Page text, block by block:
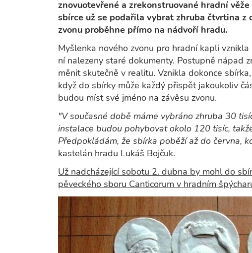
znovuotevřené a zrekonstruované hradní
sbírce už se podařila vybrat zhruba čtvrtina
zvonu proběhne přímo na nádvoří hradu.
Myšlenka nového zvonu pro hradní kapli
ní nalezeny staré dokumenty. Postupně nápad
měnit skutečně v realitu. Vznikla dokonce
když do sbírky může každý přispět jakoukoliv
budou míst své jméno na závěsu zvonu.
"V současné době máme vybráno zhruba 30
instalace budou pohybovat okolo 120 tisíc,
Předpokládám, že sbírka poběží až do června,
kastelán hradu Lukáš Bojčuk.
Už nadcházející sobotu 2. dubna by mohl do
pěveckého sboru Canticorum v hradním